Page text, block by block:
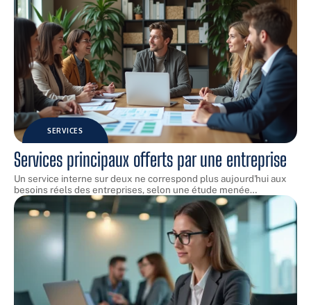
SERVICES
Services principaux offerts par une entreprise
Un service interne sur deux ne correspond plus aujourd'hui aux
besoins réels des entreprises, selon une étude menée…